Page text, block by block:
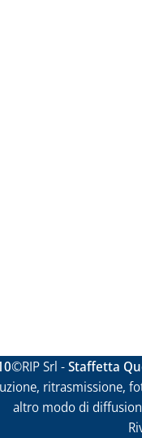
©RIP Srl -Staffetta
ritrasmissione,
altro modo di